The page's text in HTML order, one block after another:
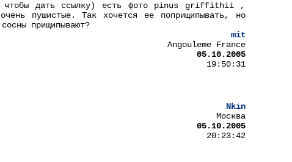
чтобы дать ссылку) есть фото pinus griffithii ,
пушистые. Так хочется ее поприщипывать, но
прищипывают?
mit
Angouleme France
05.10.2005
19:50:31
Nkin
Москва
05.10.2005
20:23:42